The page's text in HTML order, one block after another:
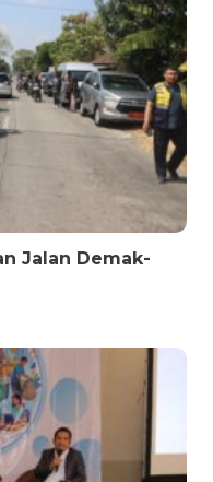
Jalan Demak-